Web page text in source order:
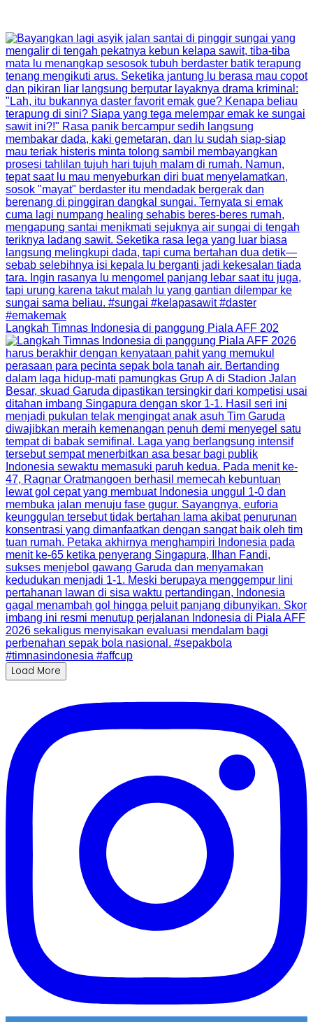
Langkah Timnas Indonesia di panggung Piala AFF 202
Load More